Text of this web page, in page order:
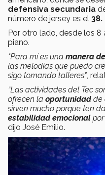
defensiva secundaria
número de jersey es el 38.
Por otro lado, desde los
piano.
"Para mí es una manera
las melodías que puedo
sigo tomando talleres" ,
“Las actividades del Tec
ofrecen la oportunidadde
sirven mucho porque ten
estabilidad emocional
dijo José Emilio.